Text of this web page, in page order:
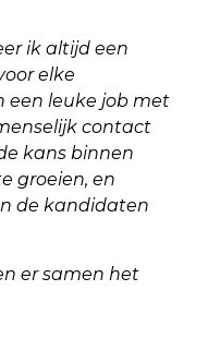
ik altijd een
elke
een leuke job met
contact
kans binnen
groeien, en
de kandidaten
er samen het